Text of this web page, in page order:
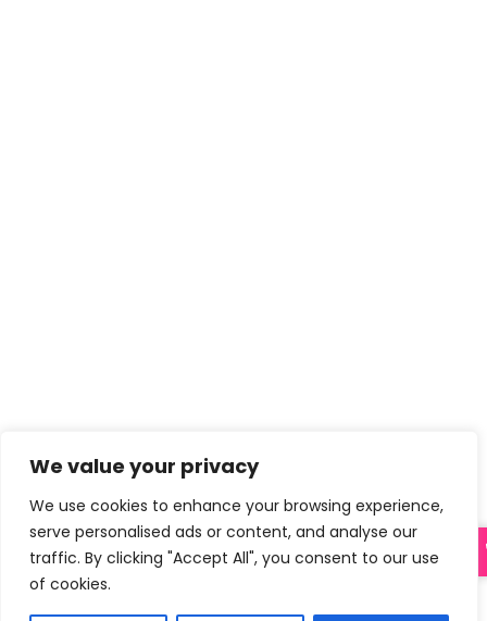
We value your privacy
We use cookies to enhance your browsing experience,
serve personalised ads or content, and analyse our
traffic. By clicking "Accept All", you consent to our use
of cookies.